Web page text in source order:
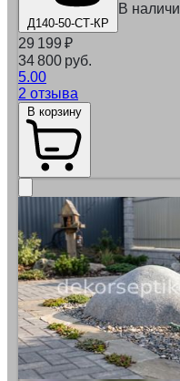
Д140-50-СТ-КР
В
29 199 ₽
34 800 руб.
5.00
2 отзыва